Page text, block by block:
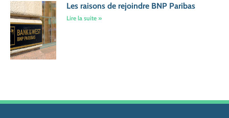
Les raisons de rejoindre BNP Paribas
Lire la suite »